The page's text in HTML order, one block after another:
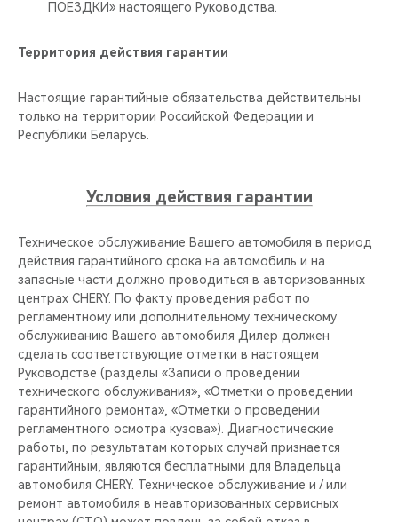
ПОЕЗДКИ» настоящего Руководства.
Территория действия гарантии
Настоящие гарантийные обязательства действительны
только на территории Российской Федерации и
Республики Беларусь.
Условия действия гарантии
Техническое обслуживание Вашего автомобиля в период
действия гарантийного срока на автомобиль и на
запасные части должно проводиться в авторизованных
центрах CHERY. По факту проведения работ по
регламентному или дополнительному техническому
обслуживанию Вашего автомобиля Дилер должен
сделать соответствующие отметки в настоящем
Руководстве (разделы «Записи о проведении
технического обслуживания», «Отметки о проведении
гарантийного ремонта», «Отметки о проведении
регламентного осмотра кузова»). Диагностические
работы, по результатам которых случай признается
гарантийным, являются бесплатными для Владельца
автомобиля CHERY. Техническое обслуживание и / или
ремонт автомобиля в неавторизованных сервисных